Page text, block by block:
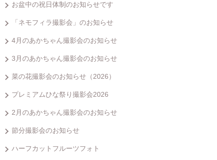
お盆中の祝日体制のお知らせです
「ネモフィラ撮影会」のお知らせ
4月のあかちゃん撮影会のお知らせ
3月のあかちゃん撮影会のお知らせ
菜の花撮影会のお知らせ（2026）
プレミアムひな祭り撮影会2026
2月のあかちゃん撮影会のお知らせ
節分撮影会のお知らせ
ハーフカットフルーツフォト